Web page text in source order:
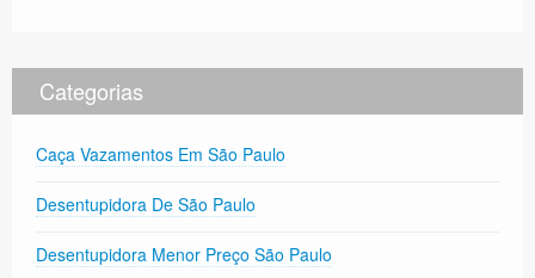
Categorias
Caça Vazamentos Em São Paulo
Desentupidora De São Paulo
Desentupidora Menor Preço São Paulo